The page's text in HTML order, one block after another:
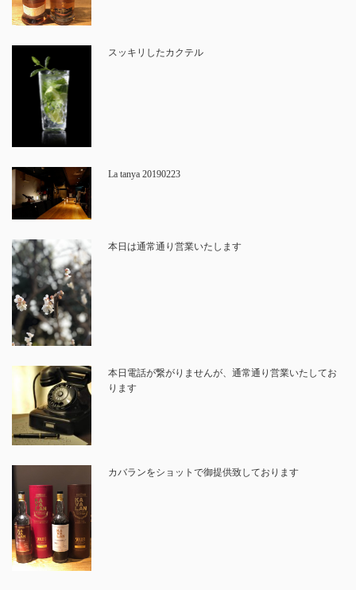
スッキリしたカクテル
La tanya 20190223
本日は通常通り営業いたします
本日電話が繋がりませんが、通常通り営業いたしてお
ります
カバランをショットで御提供致しております